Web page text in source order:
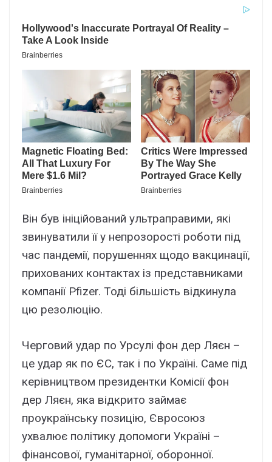
Він був ініційований ультраправими, які
звинуватили її у непрозорості роботи під
час пандемії, порушеннях щодо вакцинації,
прихованих контактах із представниками
компанії Pfizer. Тоді більшість відкинула
цю резолюцію.
Черговий удар по Урсулі фон дер Ляєн –
це удар як по ЄС, так і по Україні. Саме під
керівництвом президентки Комісії фон
дер Ляєн, яка відкрито займає
проукраїнську позицію, Євросоюз
ухвалює політику допомоги Україні –
фінансової, гуманітарної, оборонної.